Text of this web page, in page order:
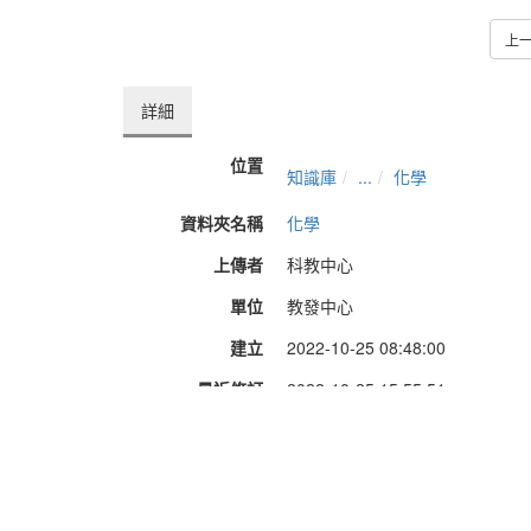
上
詳細
位置 知識庫 ...
化學
資料夾名稱
化學
上傳者
科教中心
單位
教發中心
建立
2022-10-25 08:48:00
最近修訂
2022-10-25 15:55:51